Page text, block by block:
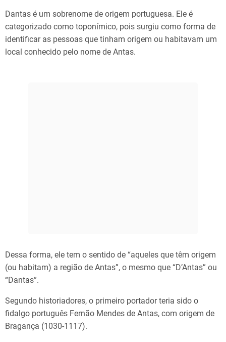
Dantas é um sobrenome de origem portuguesa. Ele é
categorizado como toponímico, pois surgiu como forma de
identificar as pessoas que tinham origem ou habitavam um
local conhecido pelo nome de Antas.
Dessa forma, ele tem o sentido de “aqueles que têm origem
(ou habitam) a região de Antas”, o mesmo que “D’Antas” ou
“Dantas”.
Segundo historiadores, o primeiro portador teria sido o
fidalgo português Fernão Mendes de Antas, com origem de
Bragança (1030-1117).